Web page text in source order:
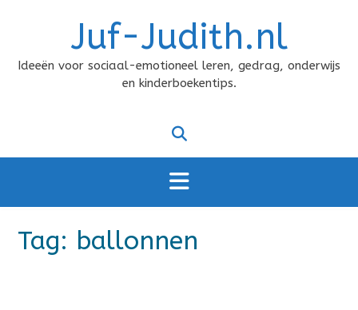
Juf-Judith.nl
Ideeën voor sociaal-emotioneel leren, gedrag, onderwijs
en kinderboekentips.
Tag: ballonnen